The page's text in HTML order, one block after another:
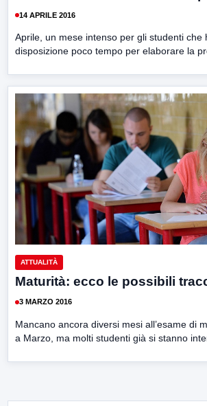
14 APRILE 2016
Aprile, un mese intenso per gli studenti che
disposizione poco tempo per elaborare la
ATTUALITÀ
Maturità: ecco le possibili
3 MARZO 2016
Mancano ancora diversi mesi all’esame di
a Marzo, ma molti studenti già si stanno